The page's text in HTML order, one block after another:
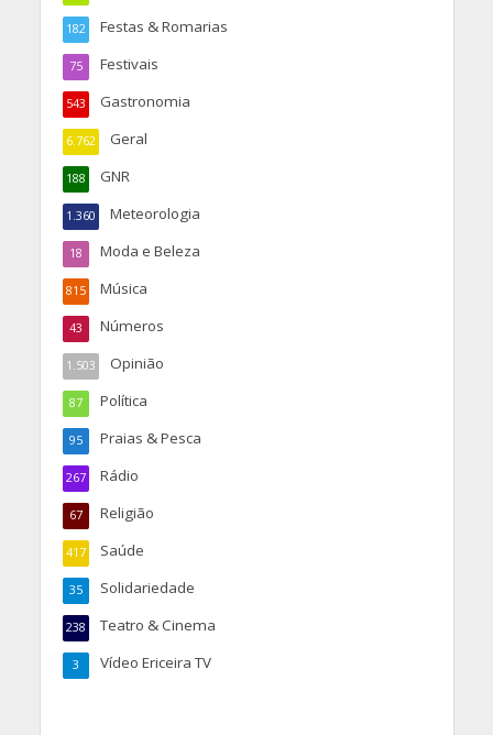
Festas & Romarias
182
Festivais
75
Gastronomia
543
Geral
6.762
GNR
188
Meteorologia
1.360
Moda e Beleza
18
Música
815
Números
43
Opinião
1.503
Política
87
Praias & Pesca
95
Rádio
267
Religião
67
Saúde
417
Solidariedade
35
Teatro & Cinema
238
Vídeo Ericeira TV
3